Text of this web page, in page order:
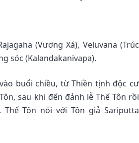
(Vương Xá), Veluvana (Trúc
sóc (Kalandakanivapa).
buổi chiều, từ Thiền tịnh độc cư
sau khi đến đảnh lễ Thế Tôn rồi
Tôn nói với Tôn giả Sariputta